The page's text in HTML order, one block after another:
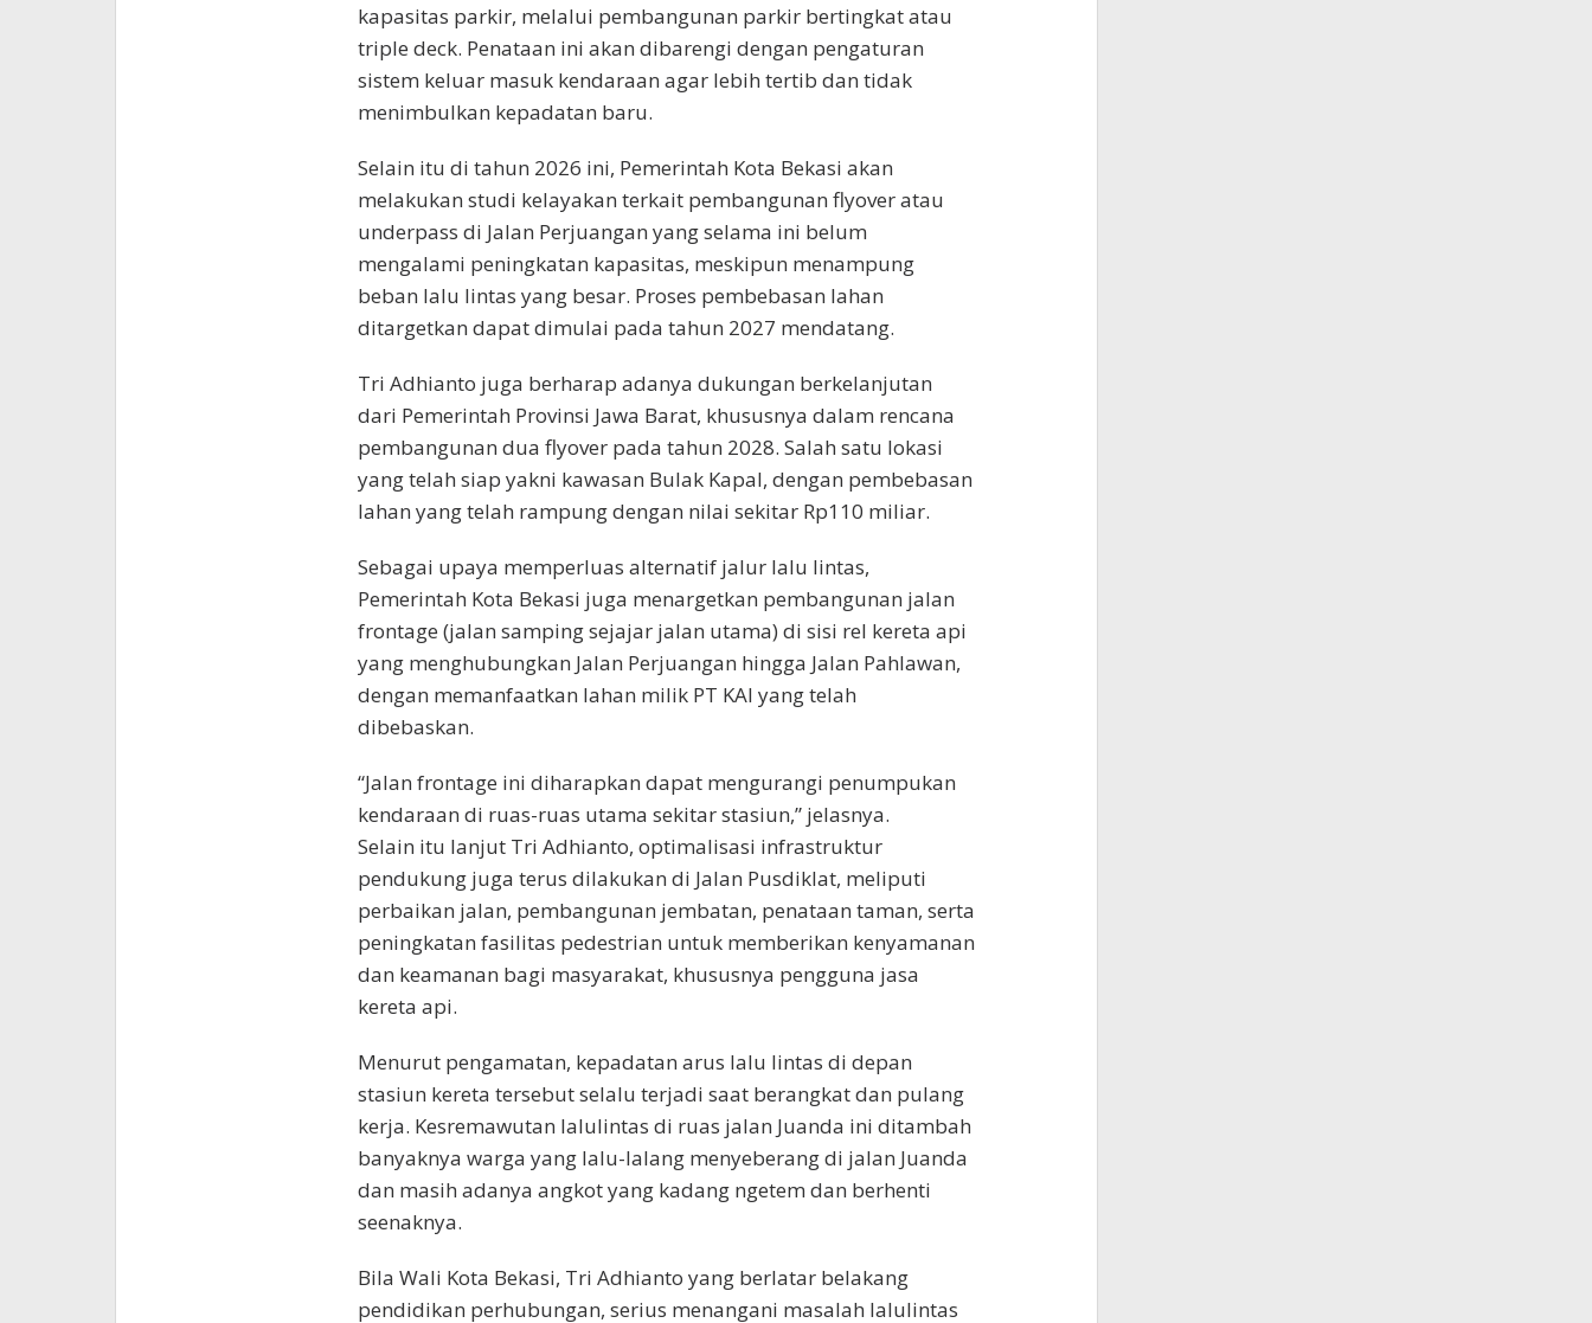
kapasitas parkir, melalui pembangunan parkir bertingkat atau
triple deck. Penataan ini akan dibarengi dengan pengaturan
sistem keluar masuk kendaraan agar lebih tertib dan tidak
menimbulkan kepadatan baru.
Selain itu di tahun 2026 ini, Pemerintah Kota Bekasi akan
melakukan studi kelayakan terkait pembangunan flyover atau
underpass di Jalan Perjuangan yang selama ini belum
mengalami peningkatan kapasitas, meskipun menampung
beban lalu lintas yang besar. Proses pembebasan lahan
ditargetkan dapat dimulai pada tahun 2027 mendatang.
Tri Adhianto juga berharap adanya dukungan berkelanjutan
dari Pemerintah Provinsi Jawa Barat, khususnya dalam rencana
pembangunan dua flyover pada tahun 2028. Salah satu lokasi
yang telah siap yakni kawasan Bulak Kapal, dengan pembebasan
lahan yang telah rampung dengan nilai sekitar Rp110 miliar.
Sebagai upaya memperluas alternatif jalur lalu lintas,
Pemerintah Kota Bekasi juga menargetkan pembangunan jalan
frontage (jalan samping sejajar jalan utama) di sisi rel kereta api
yang menghubungkan Jalan Perjuangan hingga Jalan Pahlawan,
dengan memanfaatkan lahan milik PT KAI yang telah
dibebaskan.
“Jalan frontage ini diharapkan dapat mengurangi penumpukan
kendaraan di ruas-ruas utama sekitar stasiun,” jelasnya.
Selain itu lanjut Tri Adhianto, optimalisasi infrastruktur
pendukung juga terus dilakukan di Jalan Pusdiklat, meliputi
perbaikan jalan, pembangunan jembatan, penataan taman, serta
peningkatan fasilitas pedestrian untuk memberikan kenyamanan
dan keamanan bagi masyarakat, khususnya pengguna jasa
kereta api.
Menurut pengamatan, kepadatan arus lalu lintas di depan
stasiun kereta tersebut selalu terjadi saat berangkat dan pulang
kerja. Kesremawutan lalulintas di ruas jalan Juanda ini ditambah
banyaknya warga yang lalu-lalang menyeberang di jalan Juanda
dan masih adanya angkot yang kadang ngetem dan berhenti
seenaknya.
Bila Wali Kota Bekasi, Tri Adhianto yang berlatar belakang
pendidikan perhubungan, serius menangani masalah lalulintas